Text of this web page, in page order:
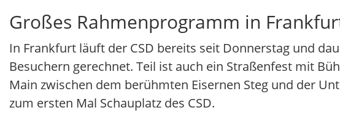
Großes Rahmenprogramm in
In Frankfurt läuft der CSD bereits seit Donnerstag und
Besuchern gerechnet. Teil ist auch ein Straßenfest mit
Main zwischen dem berühmten Eisernen Steg und der
zum ersten Mal Schauplatz des CSD.